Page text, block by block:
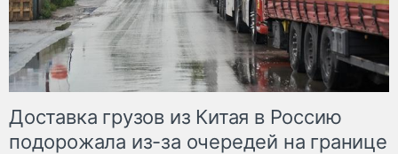
Доставка грузов из Китая в Россию
подорожала из-за очередей на границе